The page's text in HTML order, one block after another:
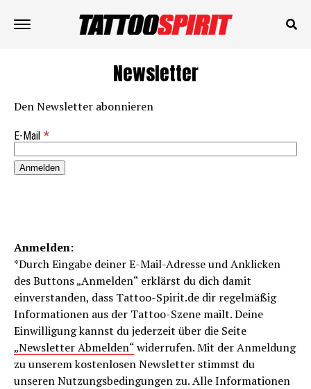
Newsletter
Den Newsletter abonnieren
E-Mail *
Anmelden:
*Durch Eingabe deiner E-Mail-Adresse und Anklicken
des Buttons „Anmelden“ erklärst du dich damit
einverstanden, dass Tattoo-Spirit.de dir regelmäßig
Informationen aus der Tattoo-Szene mailt. Deine
Einwilligung kannst du jederzeit über die Seite
„Newsletter Abmelden“widerrufen. Mit der Anmeldung
zu unserem kostenlosen Newsletter stimmst du
unseren Nutzungsbedingungen zu. Alle Informationen